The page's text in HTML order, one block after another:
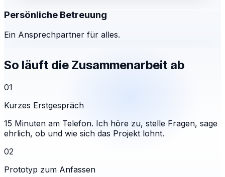
Persönliche Betreuung
Ein Ansprechpartner für alles.
So läuft die Zusammenarbeit ab
01
Kurzes Erstgespräch
15 Minuten am Telefon. Ich höre zu, stelle Fragen, sage
ehrlich, ob und wie sich das Projekt lohnt.
02
Prototyp zum Anfassen